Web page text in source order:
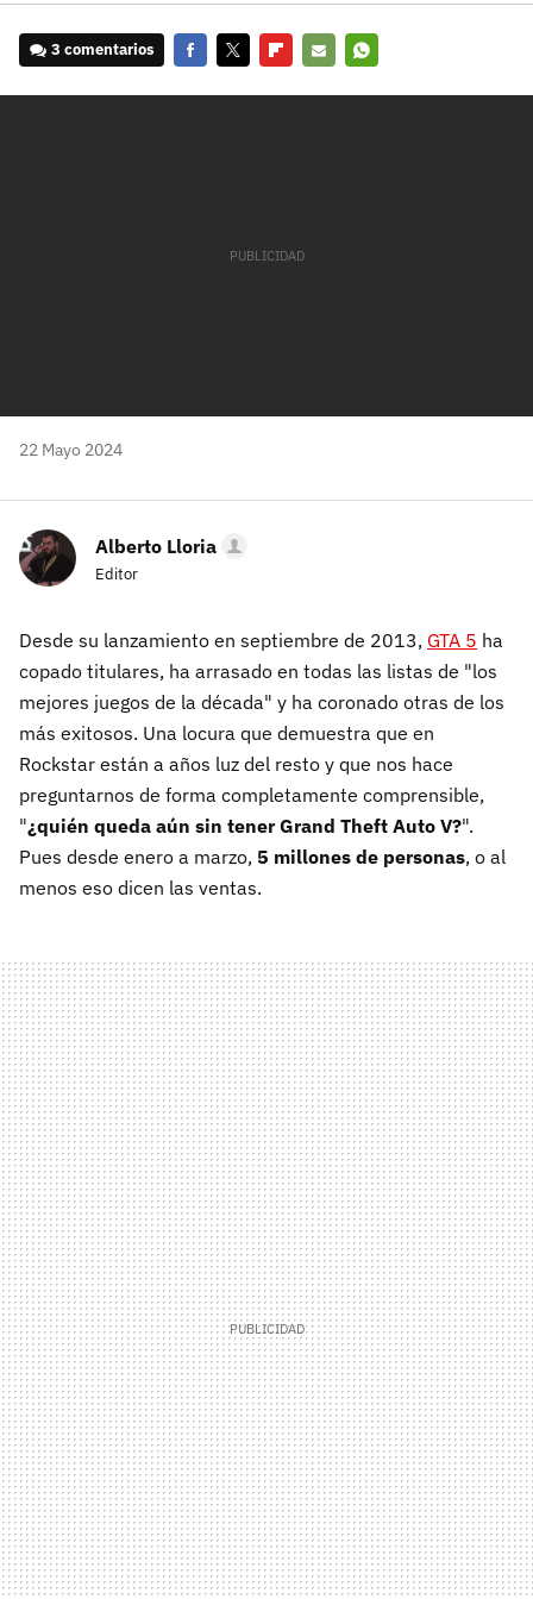
3 comentarios
22 Mayo 2024
Alberto Lloria
Editor
Desde su lanzamiento en septiembre de 2013, GTA 5 ha
copado titulares, ha arrasado en todas las listas de "los
mejores juegos de la década" y ha coronado otras de los
más exitosos. Una locura que demuestra que en
Rockstar están a años luz del resto y que nos hace
preguntarnos de forma completamente comprensible,
"¿quién queda aún sin tener Grand Theft Auto V?".
Pues desde enero a marzo, 5 millones de personas, o al
menos eso dicen las ventas.